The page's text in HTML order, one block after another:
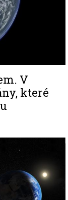
V
které